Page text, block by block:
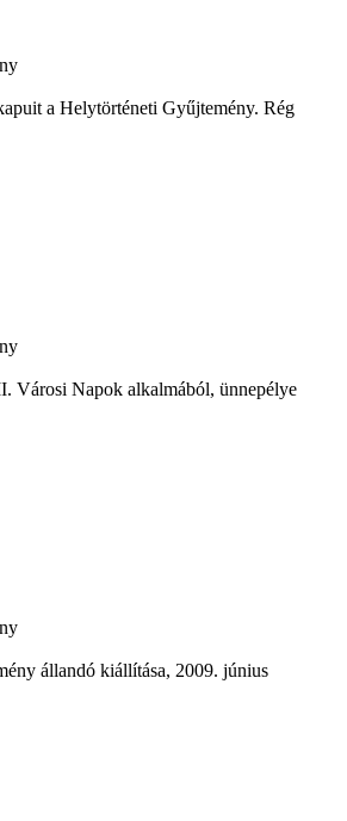
a Helytörténeti Gyűjtemény. Rég
Városi Napok alkalmából, ünnepélye
állandó kiállítása, 2009. június